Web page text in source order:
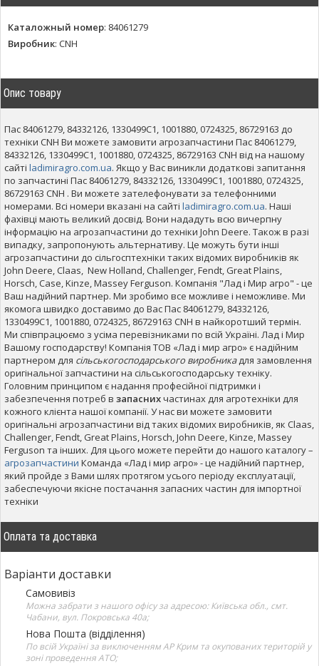
Каталожный номер: 84061279
Виробник: CNH
Опис товару
Пас 84061279, 84332126, 1330499C1, 1001880, 0724325, 86729163 до
техніки CNH Ви можете замовити агрозапчастини Пас 84061279,
84332126, 1330499C1, 1001880, 0724325, 86729163 CNH від на нашому
сайті ladimiragro.com.ua. Якщо у Вас виникли додаткові запитання
по запчастині Пас 84061279, 84332126, 1330499C1, 1001880, 0724325,
86729163 CNH . Ви можете зателефонувати за телефонними
номерами. Всі номери вказані на сайті ladimiragro.com.ua. Наші
фахівці мають великий досвід. Вони нададуть всю вичерпну
інформацію на агрозапчастини до техніки John Deere. Також в разі
випадку, запропонують альтернативу. Це можуть бути інші
агрозапчастини до сільгосптехніки таких відомих виробників як
John Deere, Claas, New Holland, Challenger, Fendt, Great Plains,
Horsch, Case, Kinze, Massey Ferguson. Компанія "Лад і Мир агро" - це
Ваш надійний партнер. Ми зробимо все можливе і неможливе. Ми
якомога швидко доставимо до Вас Пас 84061279, 84332126,
1330499C1, 1001880, 0724325, 86729163 CNH в найкоротший термін.
Ми співпрацюємо з усіма перевізниками по всій Україні. Лад і Мир
Вашому господарству! Компанія ТОВ «Лад і мир агро» є надійним
партнером для сільськогосподарського виробникадля замовлення
оригінальної запчастини на сільськогосподарську техніку.
Головним принципом є надання професійної підтримки і
забезпечення потреб в запаснихчастинах для агротехніки для
кожного клієнта нашої компанії. У нас ви можете замовити
оригінальні агрозапчастини від таких відомих виробників, як Claas,
Challenger, Fendt, Great Plains, Horsch, John Deere, Kinze, Massey
Ferguson та інших. Для цього можете перейти до нашого каталогу –
агрозапчастини Команда «Лад і мир агро» - це надійний партнер,
який пройде з Вами шлях протягом усього періоду експлуатації,
забеспечуючи якісне постачання запасних частин для імпортної
техніки
Оплата та доставка
Варіанти доставки
Самовивіз
Можна забрати з нашого офісу за адресою: Київська обл., смт.
Чабани, вул. Покровська 40а;
Нова Пошта (відділення)
По всій Україні за виключенням АР Крим та окупованих територій у
зоні проведення АТО;